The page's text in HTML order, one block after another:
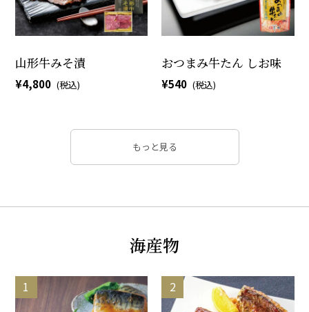
山形牛みそ漬
4,800
おつまみ牛たん しお味
540
もっと見る
海産物